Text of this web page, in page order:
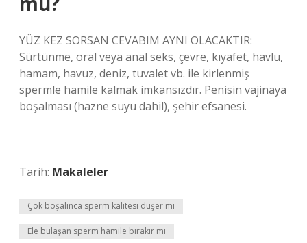
YÜZ KEZ SORSAN CEVABIM AYNI OLACAKTIR:
Sürtünme, oral veya anal seks, çevre, kıyafet, havlu,
hamam, havuz, deniz, tuvalet vb. ile kirlenmiş
spermle hamile kalmak imkansızdır. Penisin vajinaya
boşalması (hazne suyu dahil), şehir efsanesi.
Tarih: Makaleler
Çok boşalınca sperm kalitesi düşer mi
Ele bulaşan sperm hamile bırakır mı